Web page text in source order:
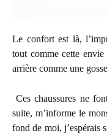
Le confort est là,
tout comme cette envie
arrière comme une
Ces chaussures ne
suite, m’informe le
fond de moi, j’espérais